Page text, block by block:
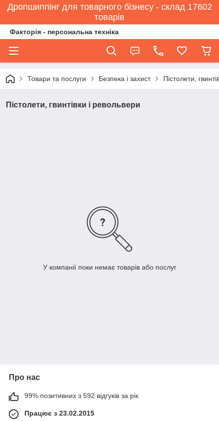
Дропшиппінг для товарного бізнесу - склад 17602
товарів
Факторія - персональна техніка
Товари та послуги Безпека і захист Пістолети,
Пістолети, гвинтівки і револьвери
У компанії поки немає товарів або послуг
Про нас
99% позитивних з 592 відгуків за рік
Працює з 23.02.2015